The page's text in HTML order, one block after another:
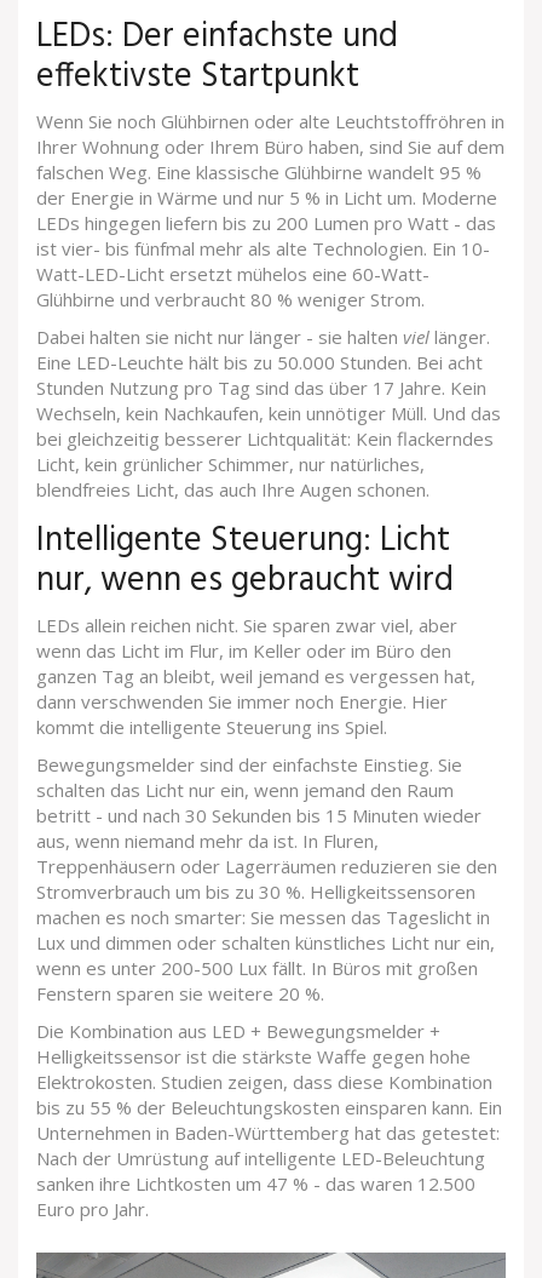
LEDs: Der einfachste und
effektivste Startpunkt
Wenn Sie noch Glühbirnen oder alte Leuchtstoffröhren in
Ihrer Wohnung oder Ihrem Büro haben, sind Sie auf dem
falschen Weg. Eine klassische Glühbirne wandelt 95 %
der Energie in Wärme und nur 5 % in Licht um. Moderne
LEDs hingegen liefern bis zu 200 Lumen pro Watt - das
ist vier- bis fünfmal mehr als alte Technologien. Ein 10-
Watt-LED-Licht ersetzt mühelos eine 60-Watt-
Glühbirne und verbraucht 80 % weniger Strom.
Dabei halten sie nicht nur länger - sie halten viel länger.
Eine LED-Leuchte hält bis zu 50.000 Stunden. Bei acht
Stunden Nutzung pro Tag sind das über 17 Jahre. Kein
Wechseln, kein Nachkaufen, kein unnötiger Müll. Und das
bei gleichzeitig besserer Lichtqualität: Kein flackerndes
Licht, kein grünlicher Schimmer, nur natürliches,
blendfreies Licht, das auch Ihre Augen schonen.
Intelligente Steuerung: Licht
nur, wenn es gebraucht wird
LEDs allein reichen nicht. Sie sparen zwar viel, aber
wenn das Licht im Flur, im Keller oder im Büro den
ganzen Tag an bleibt, weil jemand es vergessen hat,
dann verschwenden Sie immer noch Energie. Hier
kommt die intelligente Steuerung ins Spiel.
Bewegungsmelder sind der einfachste Einstieg. Sie
schalten das Licht nur ein, wenn jemand den Raum
betritt - und nach 30 Sekunden bis 15 Minuten wieder
aus, wenn niemand mehr da ist. In Fluren,
Treppenhäusern oder Lagerräumen reduzieren sie den
Stromverbrauch um bis zu 30 %. Helligkeitssensoren
machen es noch smarter: Sie messen das Tageslicht in
Lux und dimmen oder schalten künstliches Licht nur ein,
wenn es unter 200-500 Lux fällt. In Büros mit großen
Fenstern sparen sie weitere 20 %.
Die Kombination aus LED + Bewegungsmelder +
Helligkeitssensor ist die stärkste Waffe gegen hohe
Elektrokosten. Studien zeigen, dass diese Kombination
bis zu 55 % der Beleuchtungskosten einsparen kann. Ein
Unternehmen in Baden-Württemberg hat das getestet:
Nach der Umrüstung auf intelligente LED-Beleuchtung
sanken ihre Lichtkosten um 47 % - das waren 12.500
Euro pro Jahr.